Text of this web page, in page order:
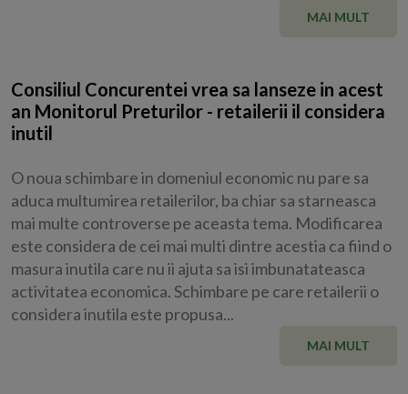
MAI MULT
Consiliul Concurentei vrea sa lanseze in acest
an Monitorul Preturilor - retailerii il considera
inutil
O noua schimbare in domeniul economic nu pare sa
aduca multumirea retailerilor, ba chiar sa starneasca
mai multe controverse pe aceasta tema. Modificarea
este considera de cei mai multi dintre acestia ca fiind o
masura inutila care nu ii ajuta sa isi imbunatateasca
activitatea economica. Schimbare pe care retailerii o
considera inutila este propusa...
MAI MULT